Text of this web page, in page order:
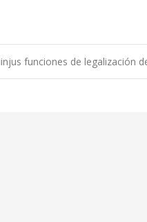
funciones de legalización